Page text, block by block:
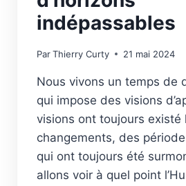
indépassables
ParThierry Curty 21 mai 2024
Nous vivons un temps de
qui impose des visions
visions ont toujours existé
changements, des
qui ont toujours été
allons voir à quel point